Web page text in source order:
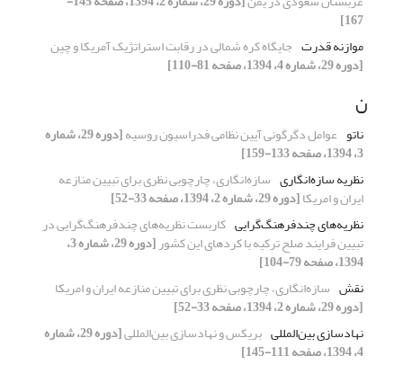
167]
موازنه قدرت جایگاه کره شمالی در رقابت استراتژیک آمریکا و چین
[دوره 29، شماره 4، 1394، صفحه 81-110]
ن
ناتو عوامل دگرگونی آیین نظامی فدراسیون روسیه [دوره 29، شماره
3، 1394، صفحه 133-159]
نظریه سازه‌انگاری سازه‌انگاری، چارچوبی نظری برای تبیین منازعه
ایران و امریکا[دوره 29، شماره 2، 1394، صفحه 33-52]
نظریه‌های چندفرهنگ‌گرایی کاربست نظریه‌های چندفرهنگ‌گرایی در
تبیین فرایند صلح ترکیه با کردهای این کشور [دوره 29، شماره 3،
1394، صفحه 79-104]
نقش سازه‌انگاری، چارچوبی نظری برای تبیین منازعه ایران و امریکا
[دوره 29، شماره 2، 1394، صفحه 33-52]
نهادسازی بین‌المللی بریکس و نهادسازی بین‌المللی [دوره 29، شماره
4، 1394، صفحه 111-145]